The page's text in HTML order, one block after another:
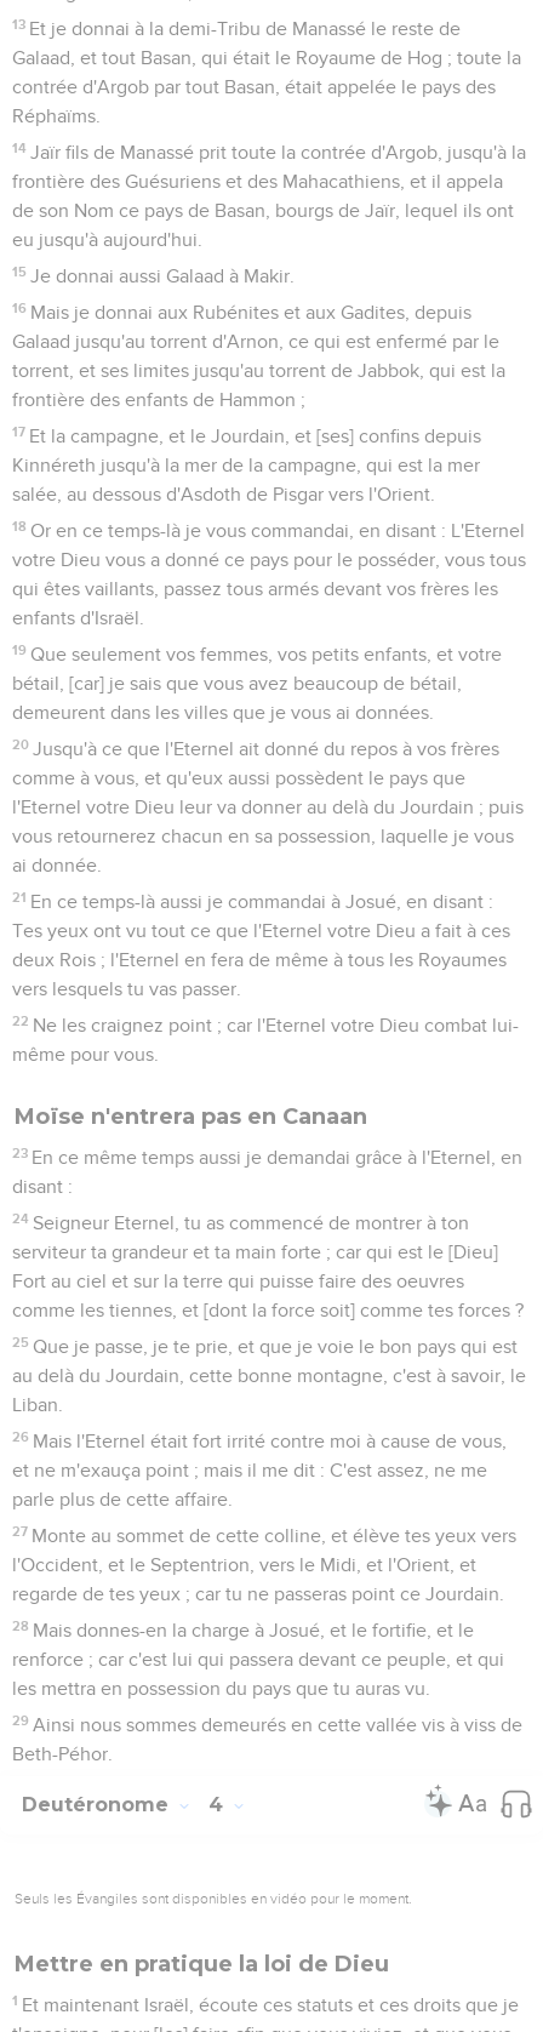
13 Et je donnai à la demi-Tribu de Manassé le reste de
Galaad, et tout Basan, qui était le Royaume de Hog ; toute la
contrée d'Argob par tout Basan, était appelée le pays des
Réphaïms.
14 Jaïr fils de Manassé prit toute la contrée d'Argob, jusqu'à la
frontière des Guésuriens et des Mahacathiens, et il appela
de son Nom ce pays de Basan, bourgs de Jaïr, lequel ils ont
eu jusqu'à aujourd'hui.
15 Je donnai aussi Galaad à Makir.
16 Mais je donnai aux Rubénites et aux Gadites, depuis
Galaad jusqu'au torrent d'Arnon, ce qui est enfermé par le
torrent, et ses limites jusqu'au torrent de Jabbok, qui est la
frontière des enfants de Hammon ;
17 Et la campagne, et le Jourdain, et [ses] confins depuis
Kinnéreth jusqu'à la mer de la campagne, qui est la mer
salée, au dessous d'Asdoth de Pisgar vers l'Orient.
18 Or en ce temps-là je vous commandai, en disant : L'Eternel
votre Dieu vous a donné ce pays pour le posséder, vous tous
qui êtes vaillants, passez tous armés devant vos frères les
enfants d'Israël.
19 Que seulement vos femmes, vos petits enfants, et votre
bétail, [car] je sais que vous avez beaucoup de bétail,
demeurent dans les villes que je vous ai données.
20 Jusqu'à ce que l'Eternel ait donné du repos à vos frères
comme à vous, et qu'eux aussi possèdent le pays que
l'Eternel votre Dieu leur va donner au delà du Jourdain ; puis
vous retournerez chacun en sa possession, laquelle je vous
ai donnée.
21 En ce temps-là aussi je commandai à Josué, en disant :
Tes yeux ont vu tout ce que l'Eternel votre Dieu a fait à ces
deux Rois ; l'Eternel en fera de même à tous les Royaumes
vers lesquels tu vas passer.
22 Ne les craignez point ; car l'Eternel votre Dieu combat lui-
même pour vous.
Moïse n'entrera pas en Canaan
23 En ce même temps aussi je demandai grâce à l'Eternel, en
disant :
24 Seigneur Eternel, tu as commencé de montrer à ton
serviteur ta grandeur et ta main forte ; car qui est le [Dieu]
Fort au ciel et sur la terre qui puisse faire des oeuvres
comme les tiennes, et [dont la force soit] comme tes forces ?
25 Que je passe, je te prie, et que je voie le bon pays qui est
au delà du Jourdain, cette bonne montagne, c'est à savoir, le
Liban.
26 Mais l'Eternel était fort irrité contre moi à cause de vous,
et ne m'exauça point ; mais il me dit : C'est assez, ne me
parle plus de cette affaire.
27 Monte au sommet de cette colline, et élève tes yeux vers
l'Occident, et le Septentrion, vers le Midi, et l'Orient, et
regarde de tes yeux ; car tu ne passeras point ce Jourdain.
28 Mais donnes-en la charge à Josué, et le fortifie, et le
renforce ; car c'est lui qui passera devant ce peuple, et qui
les mettra en possession du pays que tu auras vu.
29 Ainsi nous sommes demeurés en cette vallée vis à viss de
Beth-Péhor.
Deutéronome 4
Seuls les Évangiles sont disponibles en vidéo pour le moment.
Mettre en pratique la loi de Dieu
1 Et maintenant Israël, écoute ces statuts et ces droits que je